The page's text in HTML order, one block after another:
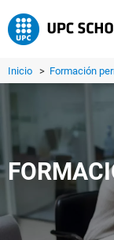
Inicio > Formación